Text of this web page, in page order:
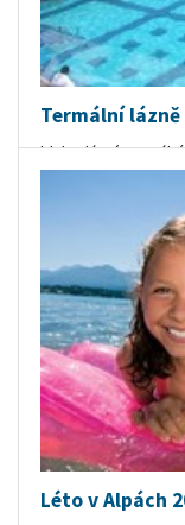
Termální
blahodárné termální
široká nabídka
polopenze,
umíme iHarkány
Léto v Alpách